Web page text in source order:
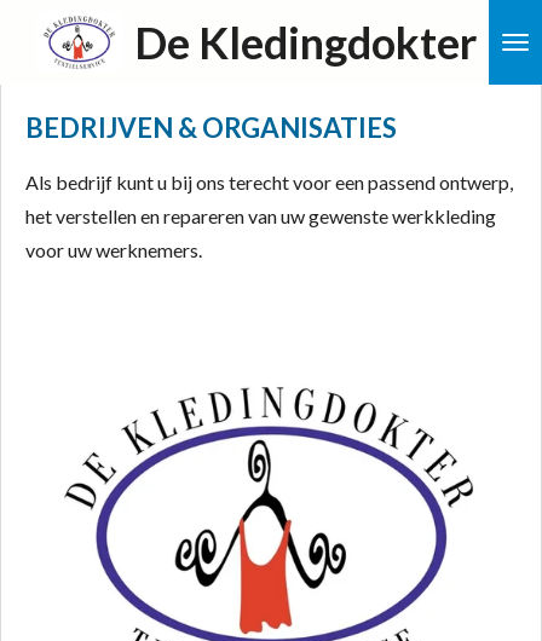
direct
de
De Kledingdokter
BEDRIJVEN & ORGANISATIES
Als bedrijf kunt u bij ons terecht voor een passend ontwerp,
het verstellen en repareren van uw gewenste werkkleding
voor uw werknemers.